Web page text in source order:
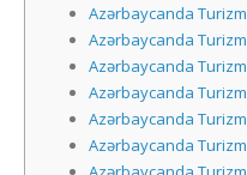
Azərbaycanda Turizm
Azərbaycanda Turizm
Azərbaycanda Turizm
Azərbaycanda Turizm
Azərbaycanda Turizm
Azərbaycanda Turizm